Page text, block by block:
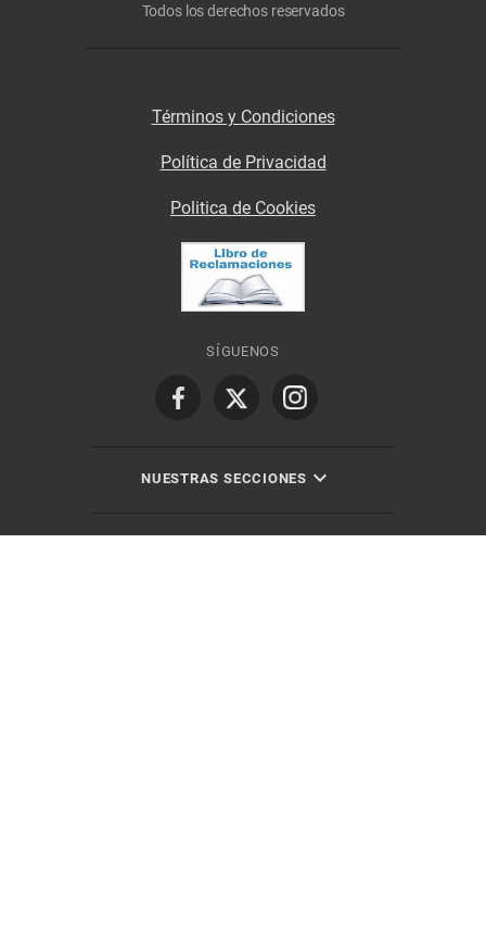
Todos los derechos reservados
Términos y Condiciones
Política de Privacidad
Politica de Cookies
SÍGUENOS
NUESTRAS SECCIONES